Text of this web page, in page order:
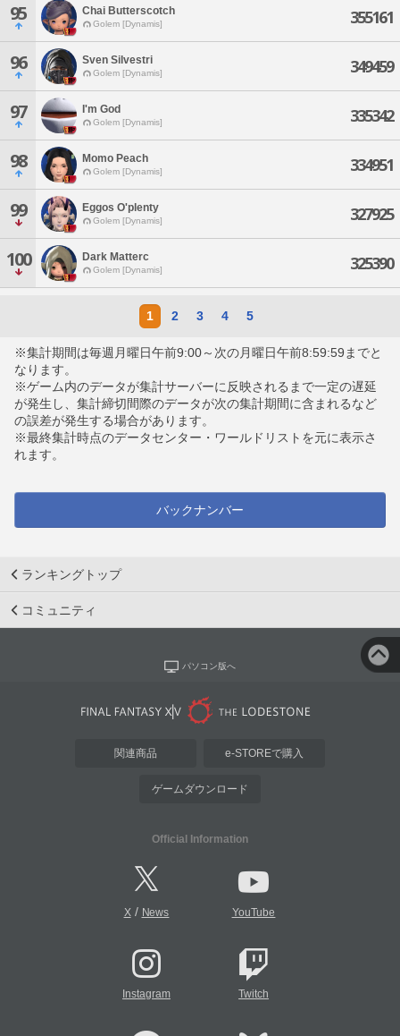
95 Chai Butterscotch
Golem [Dynamis] 355161
96 Sven Silvestri
Golem [Dynamis] 349459
97 I'm God
Golem [Dynamis] 335342
98 Momo Peach
Golem [Dynamis] 334951
99 Eggos O'plenty
Golem [Dynamis] 327925
100 Dark Matterc
Golem [Dynamis] 325390
1 2 3 4 5
※集計期間は毎週月曜日午前9:00～次の月曜日午前8:59:59までと
なります。
※ゲーム内のデータが集計サーバーに反映されるまで一定の遅延
が発生し、集計締切間際のデータが次の集計期間に含まれるなど
の誤差が発生する場合があります。
※最終集計時点のデータセンター・ワールドリストを元に表示さ
れます。
バックナンバー
ランキングトップ
コミュニティ
パソコン版へ
関連商品 e-STOREで購入
ゲームダウンロード
Official Information
X/ News YouTube
Instagram Twitch